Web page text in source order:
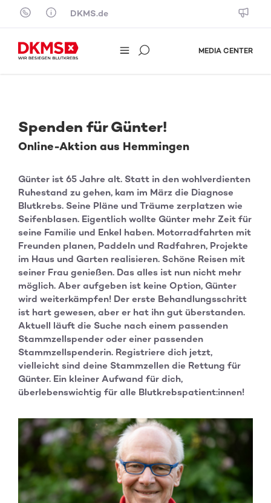
Skip to content
DKMS.de
MEDIA CENTER
Spenden für Günter!
Online-Aktion aus Hemmingen
Günter ist 65 Jahre alt. Statt in den wohlverdienten
Ruhestand zu gehen, kam im März die Diagnose
Blutkrebs. Seine Pläne und Träume zerplatzen wie
Seifenblasen. Eigentlich wollte Günter mehr Zeit für
seine Familie und Enkel haben. Motorradfahrten mit
Freunden planen, Paddeln und Radfahren, Projekte
im Haus und Garten realisieren. Schöne Reisen mit
seiner Frau genießen. Das alles ist nun nicht mehr
möglich. Aber aufgeben ist keine Option, Günter
wird weiterkämpfen! Der erste Behandlungsschritt
ist hart gewesen, aber er hat ihn gut überstanden.
Aktuell läuft die Suche nach einem passenden
Stammzellspender oder einer passenden
Stammzellspenderin. Registriere dich jetzt,
vielleicht sind deine Stammzellen die Rettung für
Günter. Ein kleiner Aufwand für dich,
überlebenswichtig für alle Blutkrebspatient:innen!